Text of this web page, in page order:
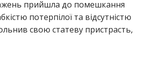
прийшла до помешкання
потерпілої та відсутністю
свою статеву пристрасть,